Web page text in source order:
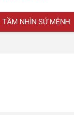
TẦM NHÌN SỨ MỆNH